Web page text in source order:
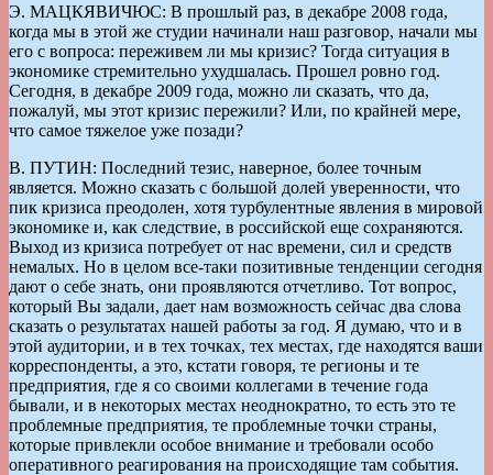
Э. МАЦКЯВИЧЮС: В прошлый раз, в декабре 2008 года,
когда мы в этой же студии начинали наш разговор, начали мы
его с вопроса: переживем ли мы кризис? Тогда ситуация в
экономике стремительно ухудшалась. Прошел ровно год.
Сегодня, в декабре 2009 года, можно ли сказать, что да,
пожалуй, мы этот кризис пережили? Или, по крайней мере,
что самое тяжелое уже позади?
В. ПУТИН: Последний тезис, наверное, более точным
является. Можно сказать с большой долей уверенности, что
пик кризиса преодолен, хотя турбулентные явления в мировой
экономике и, как следствие, в российской еще сохраняются.
Выход из кризиса потребует от нас времени, сил и средств
немалых. Но в целом все-таки позитивные тенденции сегодня
дают о себе знать, они проявляются отчетливо. Тот вопрос,
который Вы задали, дает нам возможность сейчас два слова
сказать о результатах нашей работы за год. Я думаю, что и в
этой аудитории, и в тех точках, тех местах, где находятся ваши
корреспонденты, а это, кстати говоря, те регионы и те
предприятия, где я со своими коллегами в течение года
бывали, и в некоторых местах неоднократно, то есть это те
проблемные предприятия, те проблемные точки страны,
которые привлекли особое внимание и требовали особо
оперативного реагирования на происходящие там события.